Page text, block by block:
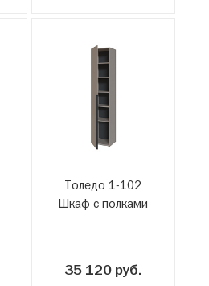
Толедо 1-102
Шкаф с полками
35 120 руб.